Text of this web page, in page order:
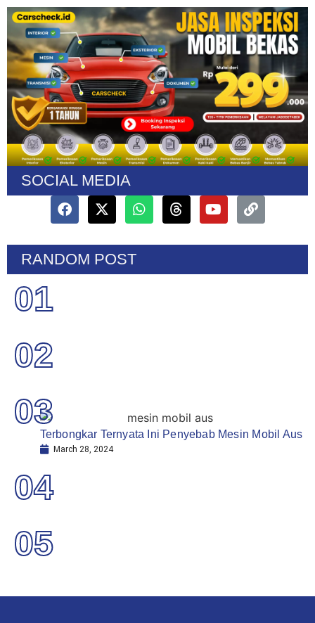
SOCIAL MEDIA
RANDOM POST
01
02
Terbongkar Ternyata Ini Penyebab Mesin Mobil Aus
March 28, 2024
03
04
05